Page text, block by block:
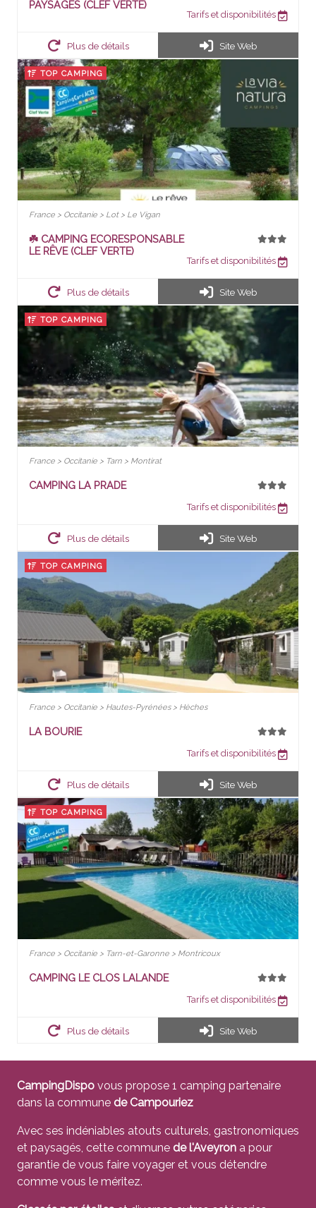
PAYSAGES (CLEF VERTE)
Tarifs et disponibilités
Plus de détails Site Web
TOP CAMPING
France > Occitanie > Lot > Le Vigan
☘️ CAMPING ECORESPONSABLE
LE RÊVE (CLEF VERTE)
Tarifs et disponibilités
Plus de détails Site Web
TOP CAMPING
France > Occitanie > Tarn > Montirat
CAMPING LA PRADE
Tarifs et disponibilités
Plus de détails Site Web
TOP CAMPING
France > Occitanie > Hautes-Pyrénées > Hèches
LA BOURIE
Tarifs et disponibilités
Plus de détails Site Web
TOP CAMPING
France > Occitanie > Tarn-et-Garonne > Montricoux
CAMPING LE CLOS LALANDE
Tarifs et disponibilités
Plus de détails Site Web
CampingDispo vous propose 1 camping partenaire
dans la commune de Campouriez
Avec ses indéniables atouts culturels, gastronomiques
et paysagés, cette commune de l'Aveyron a pour
garantie de vous faire voyager et vous détendre
comme vous le méritez.